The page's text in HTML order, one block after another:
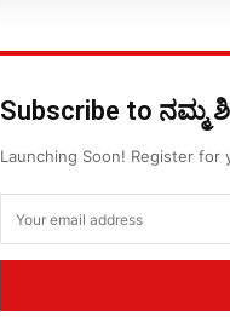
Subscribe to ನಮ್ಮ
Launching Soon! Register for